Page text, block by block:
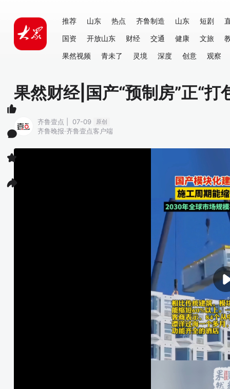
推荐 山东 热点 齐鲁制造 山东 短剧
国资
开放山东 财经 交通 健康 文旅
果然视频
青未了 灵境 深度 创意 观察
果然财经|国产“预制房”正“打
齐鲁壹点 | 07-09 原创
齐鲁晚报·齐鲁壹点客户端